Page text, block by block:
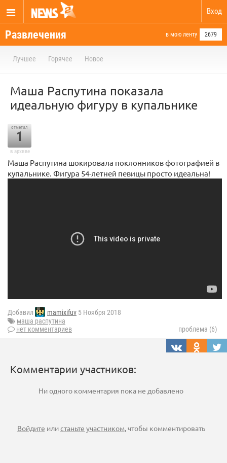
Вход
Развлечения в мою ленту 2679
Лучшее Горячее Новое
Маша Распутина показала
идеальную фигуру в купальнике
отметил
1
в архиве
Маша Распутина шокировала поклонников фотографией в
купальнике. Фигура 54-летней певицы просто идеальна!
Добавил mamixifuv 5 Ноября 2018
маша распутина
нет комментариев
проблема (6)
Комментарии участников:
Ни одного комментария пока не добавлено
Войдите илистаньте участником, чтобы комментировать